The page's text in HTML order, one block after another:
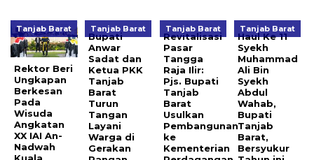
Tanjab Barat
Rektor Beri
Ungkapan
Berkesan
Pada
Wisuda
Angkatan
XX IAI An-
Nadwah
Tanjab Barat
Bupati
Anwar
Sadat dan
Ketua PKK
Tanjab
Barat
Turun
Tangan
Layani
Warga di
Gerakan
Tanjab Barat
Revitalisasi
Pasar
Tangga
Raja Ilir:
Pjs. Bupati
Tanjab
Barat
Usulkan
Pembangunan
ke
Kementerian
Tanjab Barat
Haul Ke 11
Syekh
Muhammad
Ali Bin
Syekh
Abdul
Wahab,
Bupati
Tanjab
Barat,
Bersyukur